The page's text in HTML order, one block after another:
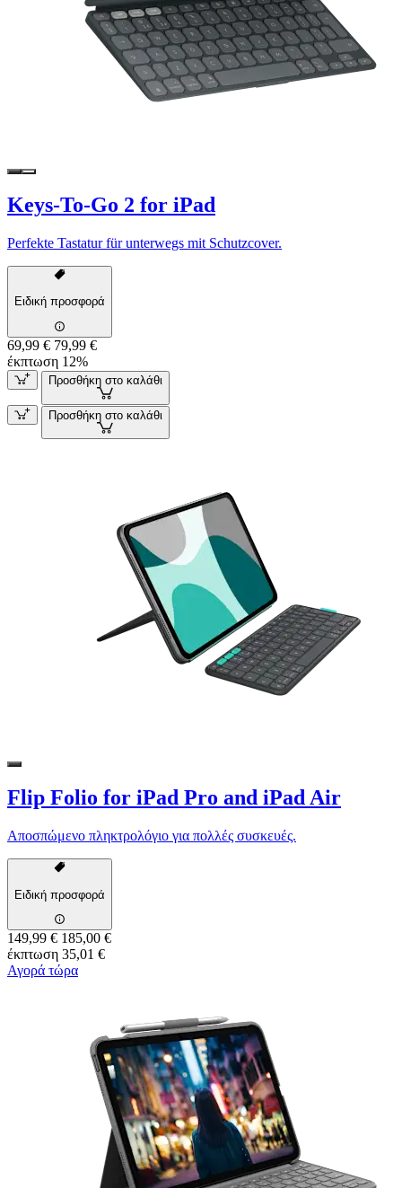
Keys-To-Go 2 for iPad
Perfekte Tastatur für unterwegs mit Schutzcover.
Ειδική προσφορά
69,99 € 79,99 €
έκπτωση 12%
Προσθήκη στο καλάθι
Προσθήκη στο καλάθι
Flip Folio for iPad Pro and iPad Air
Αποσπώμενο πληκτρολόγιο για πολλές συσκευές.
Ειδική προσφορά
149,99 € 185,00 €
έκπτωση 35,01 €
Αγορά τώρα